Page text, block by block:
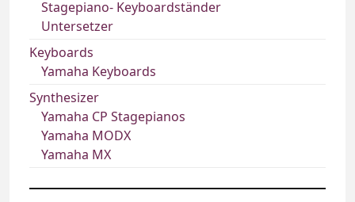
Stagepiano- Keyboardständer
Untersetzer
Keyboards
Yamaha Keyboards
Synthesizer
Yamaha CP Stagepianos
Yamaha MODX
Yamaha MX